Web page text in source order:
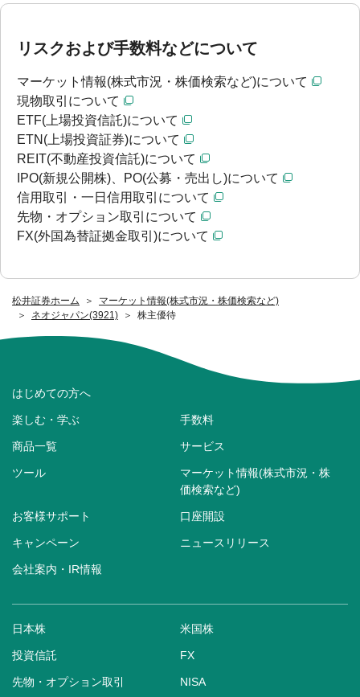
松井証券ホーム
マーケット情報(株式市況・株価検索など)
ネオジャパン(3921)
株主優待
リスクおよび手数料などについて
マーケット情報(株式市況・株価検索など)について
現物取引について
ETF(上場投資信託)について
ETN(上場投資証券)について
REIT(不動産投資信託)について
IPO(新規公開株)、PO(公募・売出し)について
信用取引・一日信用取引について
先物・オプション取引について
FX(外国為替証拠金取引)について
はじめての方へ
楽しむ・学ぶ 手数料
商品一覧 サービス
ツール
マーケット情報(株式市況・株
価検索など)
お客様サポート 口座開設
キャンペーン ニュースリリース
会社案内・IR情報
日本株 米国株
投資信託 FX
先物・オプション取引 NISA